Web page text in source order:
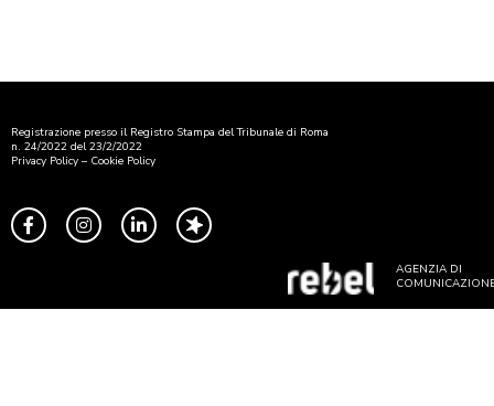
Registrazione presso il Registro Stampa del Tribunale di Roma
n. 24/2022 del 23/2/2022
Privacy Policy – Cookie Policy
AGENZIA DI